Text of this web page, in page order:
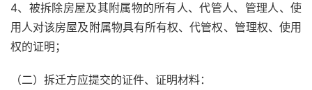
4、被拆除房屋及其附属物的所有人、代管人、管理人、使
用人对该房屋及附属物具有所有权、代管权、管理权、使用
权的证明；
（二）拆迁方应提交的证件、证明材料：